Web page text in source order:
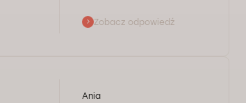
Zobacz odpowiedź
Ania